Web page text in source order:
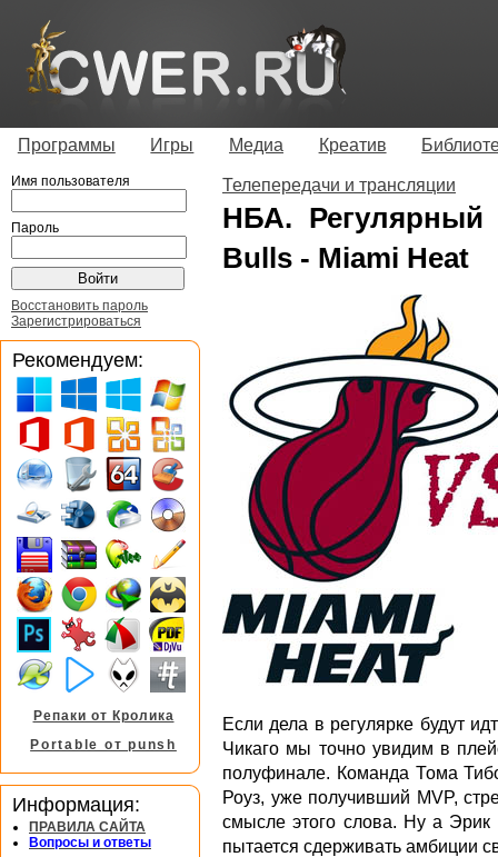
Программы Игры Медиа Креатив
Телепередачи и трансляции
НБА. Регулярный
Bulls - Miami Heat
Если дела в регулярке будут
Чикаго мы точно увидим в
полуфинале. Команда Тома
Роуз, уже получивший MVP,
смысле этого слова. Ну а Эрик
пытается сдерживать амбиции
Имя пользователя
Пароль
Восстановить пароль
Зарегистрироваться
Рекомендуем:
Репаки от Кролика
Portable от punsh
Информация:
ПРАВИЛА САЙТА
Вопросы и ответы